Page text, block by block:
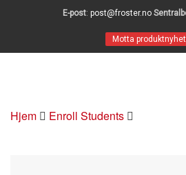
E-post: post@froster.no
Motta
Hjem Enroll Students